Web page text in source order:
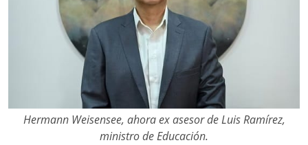
Hermann Weisensee, ahora ex asesor de Luis Ramírez,
ministro de Educación.